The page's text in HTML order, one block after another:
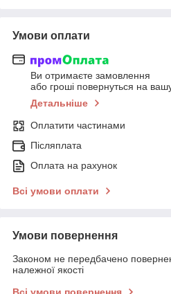
Умови оплати
Ви отримаєте замовлення
або гроші повернуться на
Детальніше
Оплатити частинами
Післяплата
Оплата на рахунок
Всі умови оплати
Умови повернення
Законом не передбачено
належної якості